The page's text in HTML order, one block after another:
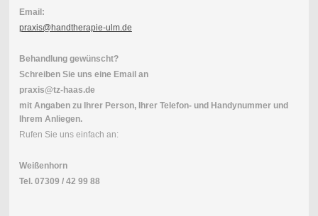
Email:
praxis@handtherapie-ulm.de
Behandlung gewünscht?
Schreiben Sie uns eine Email an
praxis@tz-haas.de
mit Angaben zu Ihrer Person, Ihrer Telefon- und Handynummer und
Ihrem Anliegen.
Rufen Sie uns einfach an:
Weißenhorn
Tel. 07309 / 42 99 88